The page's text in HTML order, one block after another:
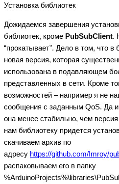
Установка библиотек
Дожидаемся завершения
библиотек, кроме PubSubClient.
“прокатывает”. Дело в том, что в
новая версия, которая
использована в подавляющем
представленных в сети. Кроме
возможностей – например я не
сообщения с заданным QoS. Да
она менее стабильно, чем версия
нам библиотеку придется
скачиваем архив по
адресу https://github.com/Imroy/
распаковываем его в папку